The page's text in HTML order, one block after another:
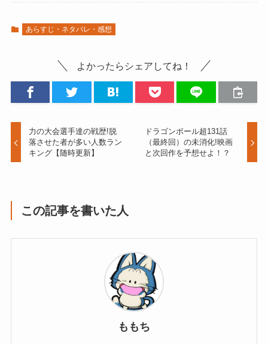
あらすじ・ネタバレ・感想
よかったらシェアしてね！
力の大会選手達の戦歴!脱
落させた者が多い人数ラン
キング【随時更新】
ドラゴンボール超131話
（最終回）の未消化!映画
と次回作を予想せよ！？
この記事を書いた人
ももち